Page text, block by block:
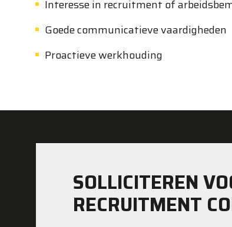
Interesse in recruitment of
Goede communicatieve vaardigheden
Proactieve werkhouding
SOLLICITEREN
RECRUITMENT